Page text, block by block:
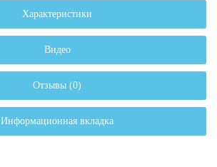
Характеристики
Видео
Отзывы (0)
Информационная вкладка